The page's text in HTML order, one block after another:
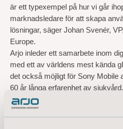
är ett typexempel på hur vi går
marknadsledare för att skapa
lösningar, säger Johan Svenér,
Europe.
Arjo inleder ett samarbete inom
med ett av världens mest kända
det också möjligt för Sony Mobile
60 år långa erfarenhet av
nätverk för direktförsäljning. Arjo
Sony Mobile att påbörja